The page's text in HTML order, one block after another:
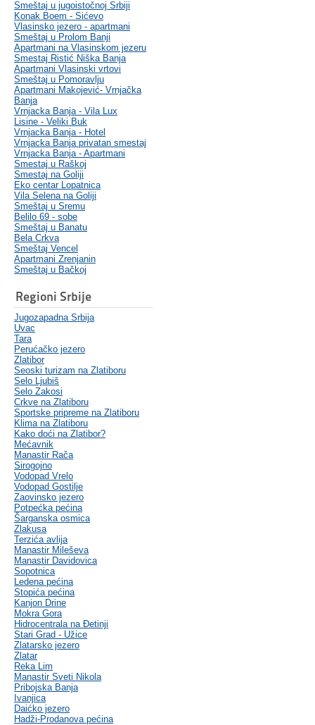
Smeštaj u jugoistočnoj Srbiji
Konak Boem - Sićevo
Vlasinsko jezero - apartmani
Smeštaj u Prolom Banji
Apartmani na Vlasinskom jezeru
Smestaj Ristić Niška Banja
Apartmani Vlasinski vrtovi
Smeštaj u Pomoravlju
Apartmani Makojević- Vrnjačka
Banja
Vrnjacka Banja - Vila Lux
Lisine - Veliki Buk
Vrnjacka Banja - Hotel
Vrnjacka Banja privatan smestaj
Vrnjacka Banja - Apartmani
Smestaj u Raškoj
Smestaj na Goliji
Eko centar Lopatnica
Vila Selena na Goliji
Smeštaj u Sremu
Belilo 69 - sobe
Smeštaj u Banatu
Bela Crkva
Smeštaj Vencel
Apartmani Zrenjanin
Smeštaj u Bačkoj
Regioni Srbije
Jugozapadna Srbija
Uvac
Tara
Perućačko jezero
Zlatibor
Seoski turizam na Zlatiboru
Selo Ljubiš
Selo Zakosi
Crkve na Zlatiboru
Sportske pripreme na Zlatiboru
Klima na Zlatiboru
Kako doći na Zlatibor?
Mećavnik
Manastir Rača
Sirogojno
Vodopad Vrelo
Vodopad Gostilje
Zaovinsko jezero
Potpećka pećina
Šarganska osmica
Zlakusa
Terzića avlija
Manastir Mileševa
Manastir Davidovica
Sopotnica
Ledena pećina
Stopića pećina
Kanjon Drine
Mokra Gora
Hidrocentrala na Đetinji
Stari Grad - Užice
Zlatarsko jezero
Zlatar
Reka Lim
Manastir Sveti Nikola
Pribojska Banja
Ivanjica
Daićko jezero
Hadži-Prodanova pećina